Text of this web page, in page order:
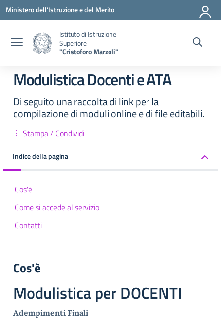
Vai ai contenuti
Vai al menu di navigazione
Vai al footer
Ministero dell'Istruzione e del Merito
Istituto di Istruzione
Superiore
"Cristoforo Marzoli"
Modulistica Docenti e ATA
Di seguito una raccolta di link per la
compilazione di moduli online e di file editabili.
Stampa / Condividi
Indice della pagina
Cos'è
Come si accede al servizio
Contatti
Cos'è
Modulistica per DOCENTI
Adempimenti Finali